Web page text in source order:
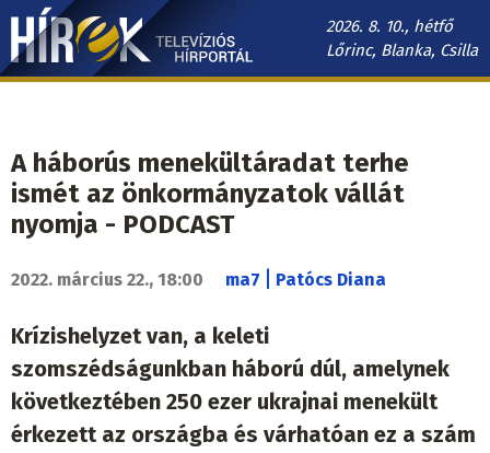
Ugrás
tartalomra
2026. 8. 10., hétfő
Lőrinc, Blanka, Csilla
Hírek.sk
A háborús menekültáradat terhe
ismét az önkormányzatok vállát
nyomja - PODCAST
2022. március 22., 18:00 ma7 Patócs Diana
Krízishelyzet van, a keleti
szomszédságunkban háború dúl, amelynek
következtében 250 ezer ukrajnai menekült
érkezett az országba és várhatóan ez a szám